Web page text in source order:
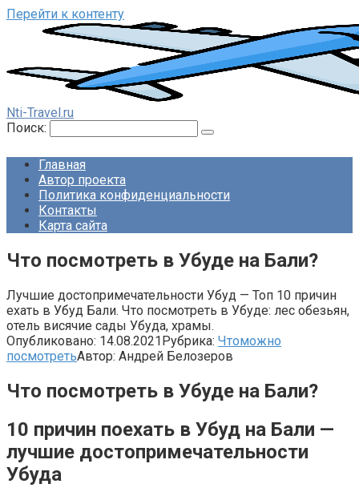
Перейти к контенту
Nti-Travel.ru
Поиск:
Главная
Автор проекта
Политика конфиденциальности
Контакты
Карта сайта
Что посмотреть в Убуде на Бали?
Лучшие достопримечательности Убуд — Топ 10 причин
ехать в Убуд Бали. Что посмотреть в Убуде: лес обезьян,
отель висячие сады Убуда, храмы.
Опубликовано: 14.08.2021Рубрика: Чтоможно
посмотретьАвтор: Андрей Белозеров
Что посмотреть в Убуде на Бали?
10 причин поехать в Убуд на Бали —
лучшие достопримечательности
Убуда